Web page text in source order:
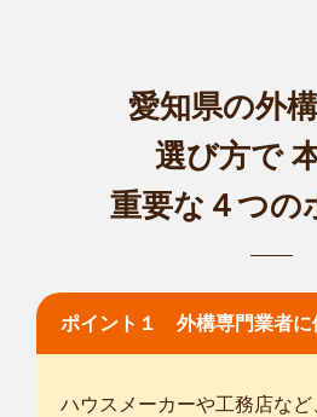
愛知県の外
選び方で
重要な４つの
ポイント１ 外構専門業者
ハウスメーカーや工務店な